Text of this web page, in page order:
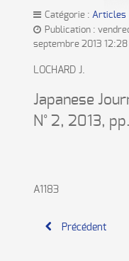
Catégorie : Articles
Publication :
septembre 2013 12:28
LOCHARD J.
Japanese
N° 2, 2013,
A1183
Précédent